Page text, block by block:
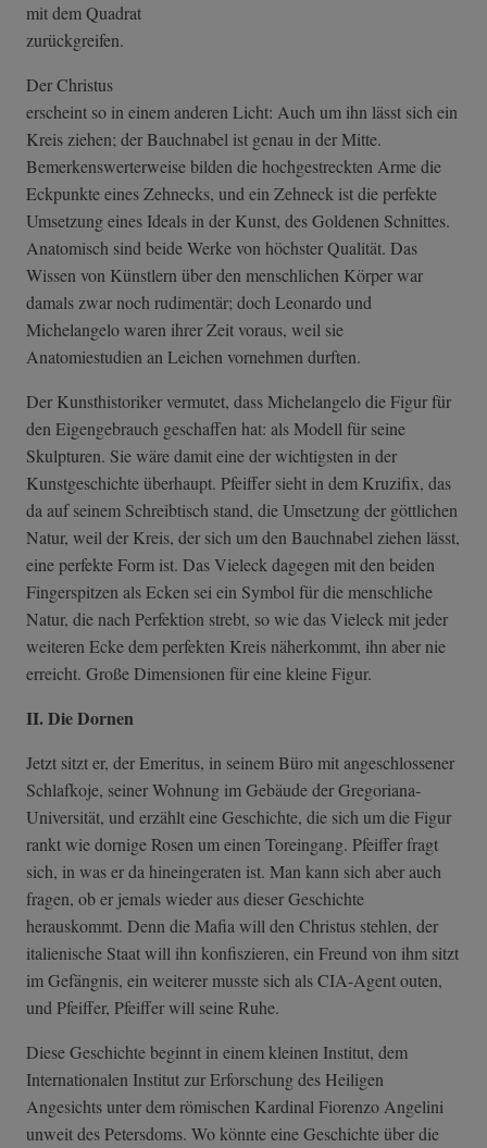
mit dem Quadrat
zurückgreifen.
Der Christus
erscheint so in einem anderen Licht: Auch um ihn lässt sich ein
Kreis ziehen; der Bauchnabel ist genau in der Mitte.
Bemerkenswerterweise bilden die hochgestreckten Arme die
Eckpunkte eines Zehnecks, und ein Zehneck ist die perfekte
Umsetzung eines Ideals in der Kunst, des Goldenen Schnittes.
Anatomisch sind beide Werke von höchster Qualität. Das
Wissen von Künstlern über den menschlichen Körper war
damals zwar noch rudimentär; doch Leonardo und
Michelangelo waren ihrer Zeit voraus, weil sie
Anatomiestudien an Leichen vornehmen durften.
Der Kunsthistoriker vermutet, dass Michelangelo die Figur für
den Eigengebrauch geschaffen hat: als Modell für seine
Skulpturen. Sie wäre damit eine der wichtigsten in der
Kunstgeschichte überhaupt. Pfeiffer sieht in dem Kruzifix, das
da auf seinem Schreibtisch stand, die Umsetzung der göttlichen
Natur, weil der Kreis, der sich um den Bauchnabel ziehen lässt,
eine perfekte Form ist. Das Vieleck dagegen mit den beiden
Fingerspitzen als Ecken sei ein Symbol für die menschliche
Natur, die nach Perfektion strebt, so wie das Vieleck mit jeder
weiteren Ecke dem perfekten Kreis näherkommt, ihn aber nie
erreicht. Große Dimensionen für eine kleine Figur.
II. Die Dornen
Jetzt sitzt er, der Emeritus, in seinem Büro mit angeschlossener
Schlafkoje, seiner Wohnung im Gebäude der Gregoriana-
Universität, und erzählt eine Geschichte, die sich um die Figur
rankt wie dornige Rosen um einen Toreingang. Pfeiffer fragt
sich, in was er da hineingeraten ist. Man kann sich aber auch
fragen, ob er jemals wieder aus dieser Geschichte
herauskommt. Denn die Mafia will den Christus stehlen, der
italienische Staat will ihn konfiszieren, ein Freund von ihm sitzt
im Gefängnis, ein weiterer musste sich als CIA-Agent outen,
und Pfeiffer, Pfeiffer will seine Ruhe.
Diese Geschichte beginnt in einem kleinen Institut, dem
Internationalen Institut zur Erforschung des Heiligen
Angesichts unter dem römischen Kardinal Fiorenzo Angelini
unweit des Petersdoms. Wo könnte eine Geschichte über die